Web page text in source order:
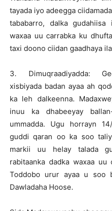
tayada iyo adeegga
tababarro, dalka
waxaa uu carrabka ku
taxi doono ciidan gaadhaya
3. Dimuqraadiyadda:
xisbiyada badan ayaa ah
ka leh dalkeenna.
inuu ka dhabeeyay
ummadda. Ugu horrayn
guddi qaran oo ka soo
markii uu helay talada
rabitaanka dadka waxaa uu
Toddobo urur ayaa u soo
Dawladaha Hoose.